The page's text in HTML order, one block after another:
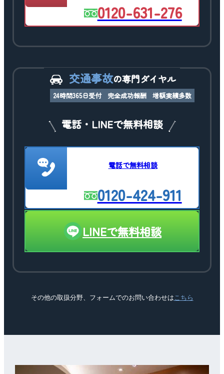
0120-631-276
交通事故の専門ダイヤル
24時間365日受付 完全成功報酬 増額実績多数
電話・LINEで無料相談
電話で無料相談
0120-424-911
LINEで無料相談
その他の取扱分野、フォームでのお問い合わせはこちら